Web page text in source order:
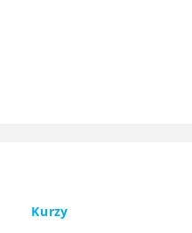
Kurzy